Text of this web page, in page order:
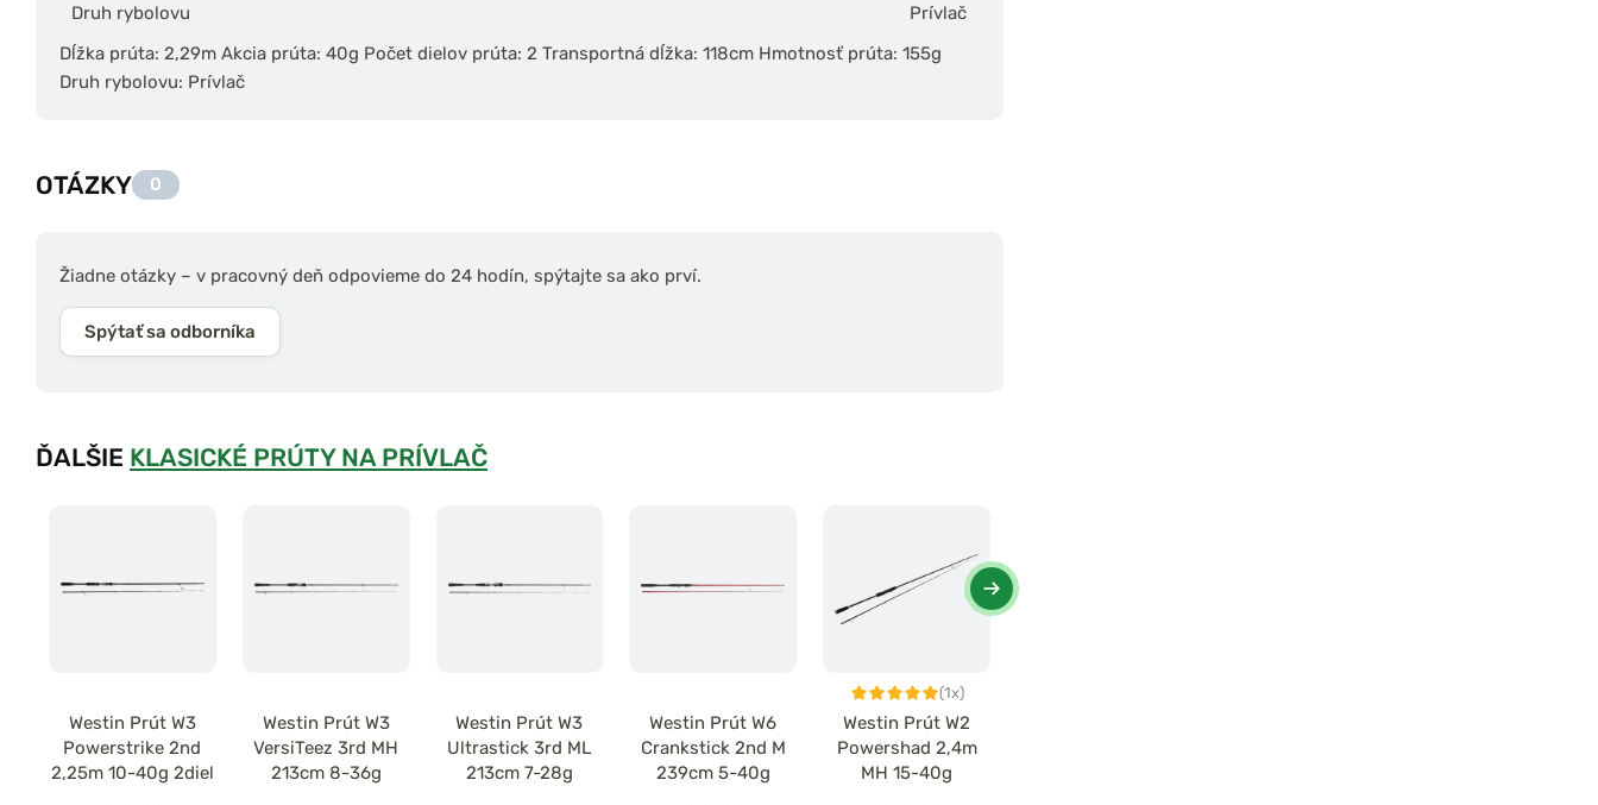
Druh rybolovu
Prívlač
Dĺžka prúta: 2,29m Akcia prúta: 40g Počet dielov prúta: 2 Transportná dĺžka: 118cm Hmotnosť prúta: 155g
Druh rybolovu: Prívlač
OTÁZKY 0
Žiadne otázky – v pracovný deň odpovieme do 24 hodín, spýtajte sa ako prví.
Spýtať sa odborníka
ĎALŠIE KLASICKÉ PRÚTY NA PRÍVLAČ
Westin Prút W3
Powerstrike 2nd
2,25m 10-40g 2diel
Westin Prút W3
VersiTeez 3rd MH
213cm 8-36g
Westin Prút W3
Ultrastick 3rd ML
213cm 7-28g
Westin Prút W6
Crankstick 2nd M
239cm 5-40g
(1x)
Westin Prút W2
Powershad 2,4m
MH 15-40g